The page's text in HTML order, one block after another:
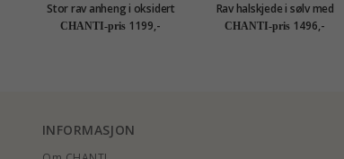
Stor rav anheng i oksidert
sterlingsølv
CHANTI-pris 1199,-
Rav halskjede i sølv med
anheng i sølv
CHANTI-pris 1496,-
INFORMASJON